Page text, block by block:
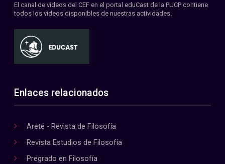
El canal de videos del CEF en el portal eduCast de la PUCP contiene
todos los videos disponibles de nuestras actividades.
Enlaces relacionados
Areté - Revista de Filosofía
Revista Estudios de Filosofía
Pregrado en Filosofía